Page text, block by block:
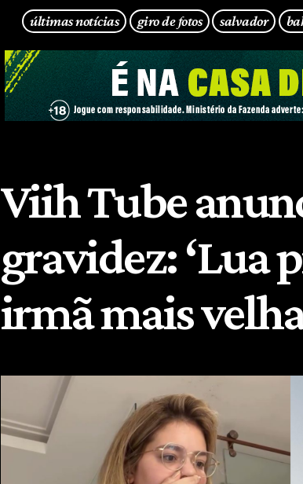
últimas notícias giro de fotos salvador
Viih Tube
gravidez: ‘Lua
irmã mais